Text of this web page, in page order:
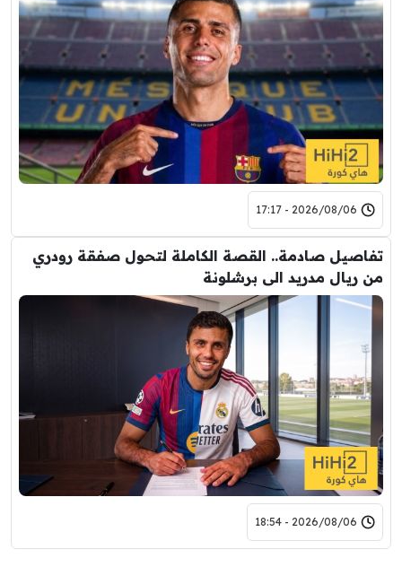
2026/08/06 - 17:17
تفاصيل صادمة.. القصة الكاملة لتحول صفقة رودري
من ريال مدريد الى برشلونة
2026/08/06 - 18:54